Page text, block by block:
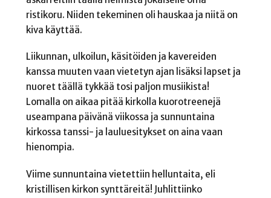
ristikoru. Niiden tekeminen oli hauskaa ja niitä on
kiva käyttää.
Liikunnan, ulkoilun, käsitöiden ja kavereiden
kanssa muuten vaan vietetyn ajan lisäksi lapset ja
nuoret täällä tykkää tosi paljon musiikista!
Lomalla on aikaa pitää kirkolla kuorotreenejä
useampana päivänä viikossa ja sunnuntaina
kirkossa tanssi- ja lauluesitykset on aina vaan
hienompia.
Viime sunnuntaina vietettiin helluntaita, eli
kristillisen kirkon synttäreitä! Juhlittiinko